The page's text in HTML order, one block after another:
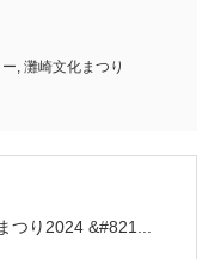
, 灘崎文化まつり
つり2024 &#821...